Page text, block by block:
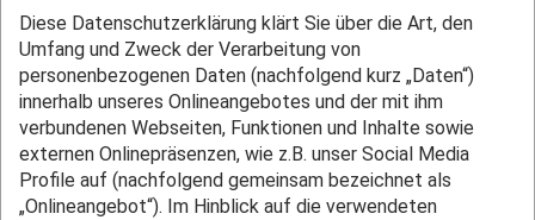
Diese Datenschutzerklärung klärt Sie über die Art, den
Umfang und Zweck der Verarbeitung von
personenbezogenen Daten (nachfolgend kurz „Daten“)
innerhalb unseres Onlineangebotes und der mit ihm
verbundenen Webseiten, Funktionen und Inhalte sowie
externen Onlinepräsenzen, wie z.B. unser Social Media
Profile auf (nachfolgend gemeinsam bezeichnet als
„Onlineangebot“). Im Hinblick auf die verwendeten